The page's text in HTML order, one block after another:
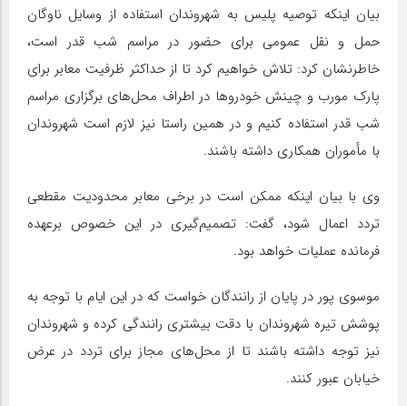
بیان اینکه توصیه پلیس به شهروندان استفاده از وسایل ناوگان
حمل و نقل عمومی برای حضور در مراسم شب قدر است،
خاطرنشان کرد: تلاش خواهیم کرد تا از حداکثر ظرفیت معابر برای
پارک مورب و چینش خودروها در اطراف محل‌های برگزاری مراسم
شب قدر استفاده کنیم و در همین راستا نیز لازم است شهروندان
با مأموران همکاری داشته باشند.
وی با بیان اینکه ممکن است در برخی معابر محدودیت مقطعی
تردد اعمال شود، گفت: تصمیم‌گیری در این خصوص برعهده
فرمانده عملیات خواهد بود.
موسوی پور در پایان از رانندگان خواست که در این ایام با توجه به
پوشش تیره شهروندان با دقت بیشتری رانندگی کرده و شهروندان
نیز توجه داشته باشند تا از محل‌های مجاز برای تردد در عرض
خیابان عبور کنند.